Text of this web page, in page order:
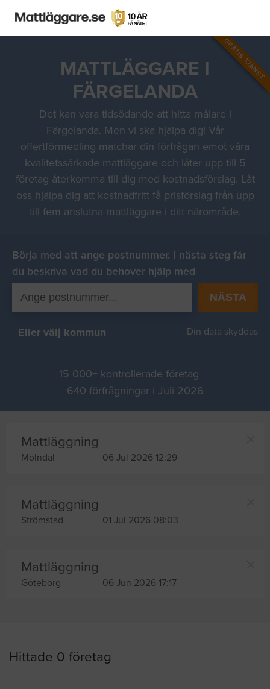
GRATIS TJÄNST
MATTLÄGGARE I
FÄRGELANDA
Det kan vara tidsödande att hitta målare i
Färgelanda. Men vi ska hjälpa dig! Vår
offertförmedling matchar din förfrågan emot våra
kvalitetssärkade mattläggare och låter upp till 5
företag återkomma till dig med kostnadsförslag. Låt
oss hjälpa dig att kostnadfritt få prisförslag från upp
till fem anslutna mattläggare i ditt närområde.
Börja med att ange postnummer. I nästa steg får
du beskriva vad du behover hjälp med
NÄSTA
Eller välj kommun Din data skyddas
15 000+ kontrollerade företag
640 förfrågningar i Juli 2026
Mattläggning
Mölndal 06 Jul 2026 12:29
Mattläggning
Strömstad 01 Jul 2026 08:03
Mattläggning
Göteborg 06 Jun 2026 17:17
Hittade 0 företag